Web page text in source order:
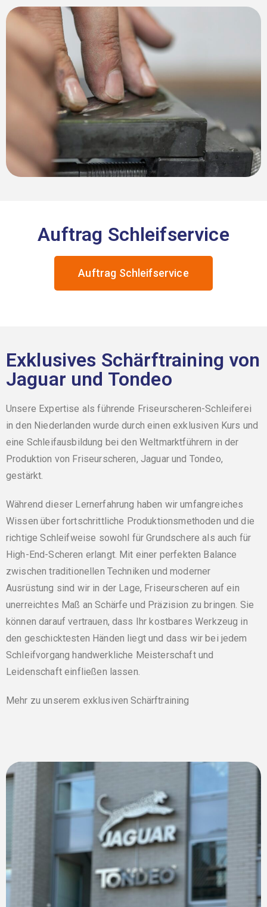
Auftrag Schleifservice
Auftrag Schleifservice
Exklusives Schärftraining von
Jaguar und Tondeo
Unsere Expertise als führende Friseurscheren-Schleiferei
in den Niederlanden wurde durch einen exklusiven Kurs und
eine Schleifausbildung bei den Weltmarktführern in der
Produktion von Friseurscheren, Jaguar und Tondeo,
gestärkt.
Während dieser Lernerfahrung haben wir umfangreiches
Wissen über fortschrittliche Produktionsmethoden und die
richtige Schleifweise sowohl für Grundschere als auch für
High-End-Scheren erlangt. Mit einer perfekten Balance
zwischen traditionellen Techniken und moderner
Ausrüstung sind wir in der Lage, Friseurscheren auf ein
unerreichtes Maß an Schärfe und Präzision zu bringen. Sie
können darauf vertrauen, dass Ihr kostbares Werkzeug in
den geschicktesten Händen liegt und dass wir bei jedem
Schleifvorgang handwerkliche Meisterschaft und
Leidenschaft einfließen lassen.
Mehr zu unserem exklusiven Schärftraining